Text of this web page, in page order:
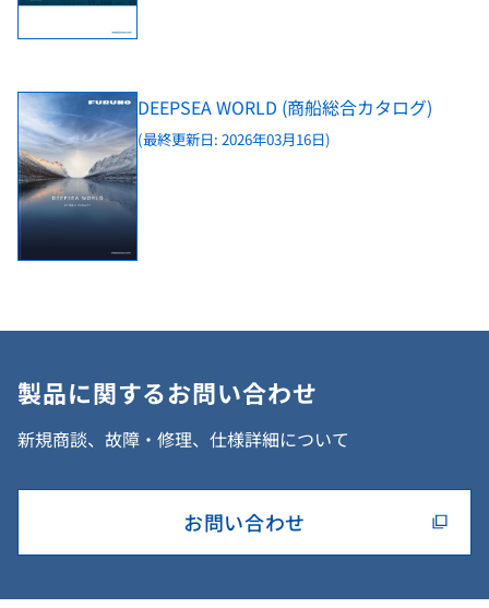
DEEPSEA WORLD (商船総合カタログ)
(最終更新日: 2026年03月16日)
製品に関するお問い合わせ
新規商談、故障・修理、仕様詳細について
お問い合わせ